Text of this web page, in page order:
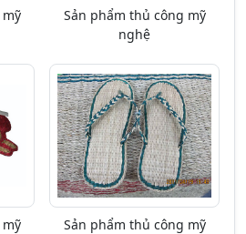
Sản phẩm thủ công mỹ
nghệ
Sản phẩm thủ công mỹ